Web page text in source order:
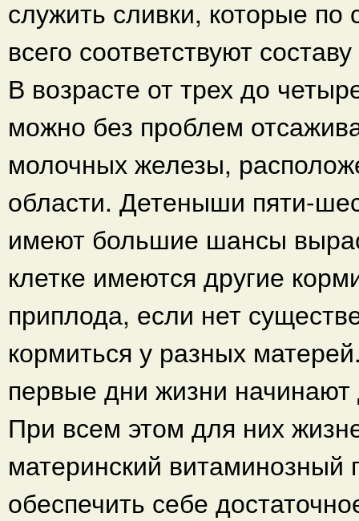
служить сливки, которые
всего соответствуют
В возрасте от трех до
можно без проблем
молочных железы,
области. Детеныши пяти-
имеют большие шансы
клетке имеются другие
приплода, если нет
кормиться у разных
первые дни жизни
При всем этом для них
материнский витаминозный
обеспечить себе